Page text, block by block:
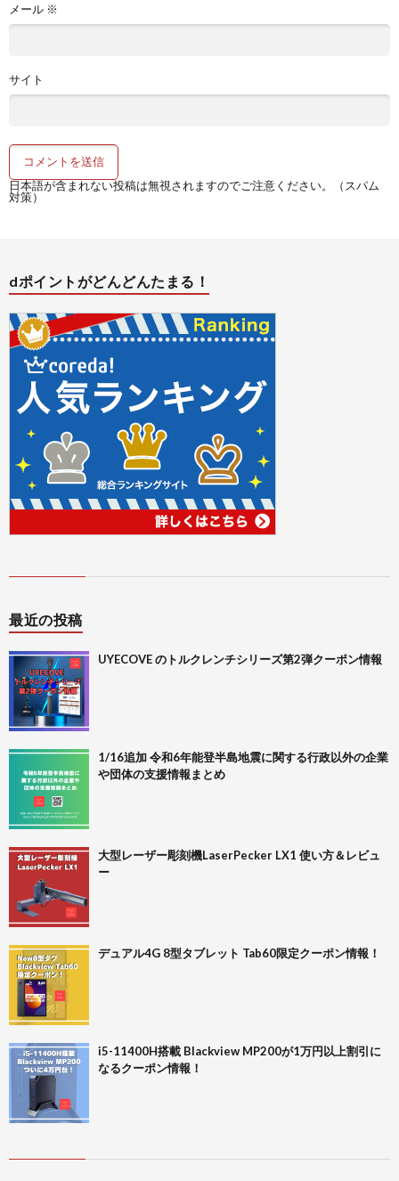
メール ※
サイト
日本語が含まれない投稿は無視されますのでご注意ください。（スパム
対策）
dポイントがどんどんたまる！
最近の投稿
UYECOVE のトルクレンチシリーズ第2弾クーポン情報
1/16追加 令和6年能登半島地震に関する行政以外の企業
や団体の支援情報まとめ
大型レーザー彫刻機LaserPecker LX1 使い方＆レビュ
ー
デュアル4G 8型タブレット Tab60限定クーポン情報！
i5-11400H搭載 Blackview MP200が1万円以上割引に
なるクーポン情報！